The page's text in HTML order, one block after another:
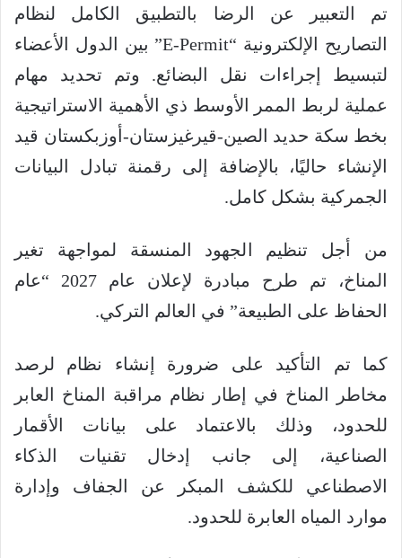
تم التعبير عن الرضا بالتطبيق الكامل لنظام
التصاريح الإلكترونية “E-Permit” بين الدول الأعضاء
لتبسيط إجراءات نقل البضائع. وتم تحديد مهام
عملية لربط الممر الأوسط ذي الأهمية الاستراتيجية
بخط سكة حديد الصين-قيرغيزستان-أوزبكستان قيد
الإنشاء حاليًا، بالإضافة إلى رقمنة تبادل البيانات
الجمركية بشكل كامل.
من أجل تنظيم الجهود المنسقة لمواجهة تغير
المناخ، تم طرح مبادرة لإعلان عام 2027 “عام
الحفاظ على الطبيعة” في العالم التركي.
كما تم التأكيد على ضرورة إنشاء نظام لرصد
مخاطر المناخ في إطار نظام مراقبة المناخ العابر
للحدود، وذلك بالاعتماد على بيانات الأقمار
الصناعية، إلى جانب إدخال تقنيات الذكاء
الاصطناعي للكشف المبكر عن الجفاف وإدارة
موارد المياه العابرة للحدود.